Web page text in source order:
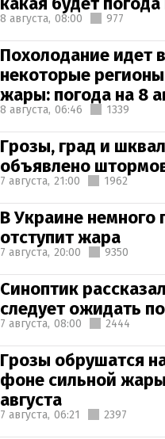
8 августа, 08:00 977
Похолодание идет
некоторые
жары: погода на 8
8 августа, 06:46 1339
Грозы, град и
объявлено
7 августа, 21:00 1962
В Украине немного
отступит жара
7 августа, 20:00 9350
Синоптик
следует ожидать
7 августа, 08:00 2444
Грозы обрушатся
фоне сильной
августа
7 августа, 06:21 2397